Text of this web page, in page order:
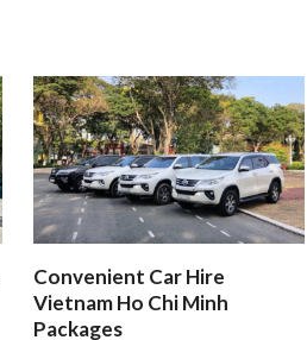
Convenient Car Hire
Vietnam Ho Chi Minh
Packages